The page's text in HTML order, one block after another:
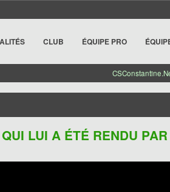
CLUB ÉQUIPE PRO
LUI A ÉTÉ RENDU